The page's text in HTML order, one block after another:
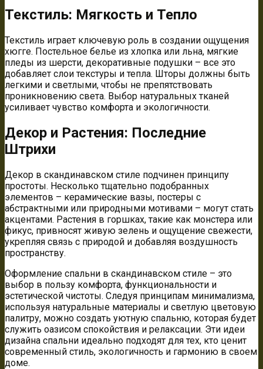
Текстиль: Мягкость и Тепло
Текстиль играет ключевую роль в создании ощущения
хюгге. Постельное белье из хлопка или льна, мягкие
пледы из шерсти, декоративные подушки – все это
добавляет слои текстуры и тепла. Шторы должны быть
легкими и светлыми, чтобы не препятствовать
проникновению света. Выбор натуральных тканей
усиливает чувство комфорта и экологичности.
Декор и Растения: Последние
Штрихи
Декор в скандинавском стиле подчинен принципу
простоты. Несколько тщательно подобранных
элементов – керамические вазы, постеры с
абстрактными или природными мотивами – могут стать
акцентами. Растения в горшках, такие как монстера или
фикус, привносят живую зелень и ощущение свежести,
укрепляя связь с природой и добавляя воздушность
пространству.
Оформление спальни в скандинавском стиле – это
выбор в пользу комфорта, функциональности и
эстетической чистоты. Следуя принципам минимализма,
используя натуральные материалы и светлую цветовую
палитру, можно создать уютную спальню, которая будет
служить оазисом спокойствия и релаксации. Эти идеи
дизайна спальни идеально подходят для тех, кто ценит
современный стиль, экологичность и гармонию в своем
доме.